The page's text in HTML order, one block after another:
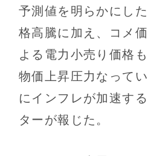
予測値を明らかにし
格高騰に加え、コメ
よる電力小売り価格
物価上昇圧力なって
にインフレが加速す
ターが報じた。